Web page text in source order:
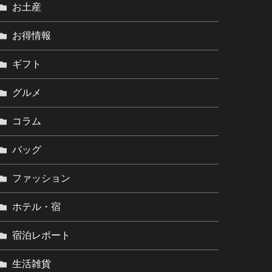
お土産
お得情報
ギフト
グルメ
コラム
バッグ
ファッション
ホテル・宿
宿泊レポート
生活雑貨